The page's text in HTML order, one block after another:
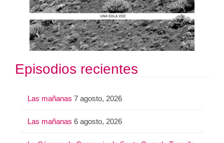
Episodios recientes
Las mañanas 7 agosto, 2026
Las mañanas 6 agosto, 2026